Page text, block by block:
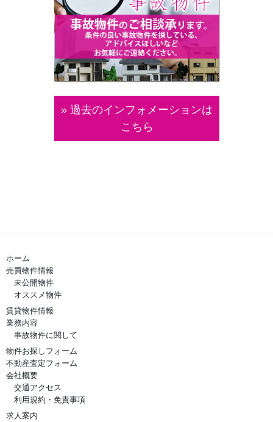
» 過去のインフォメーションは
こちら
ホーム
売買物件情報
未公開物件
オススメ物件
賃貸物件情報
業務内容
事故物件に関して
物件お探しフォーム
不動産査定フォーム
会社概要
交通アクセス
利用規約・免責事項
求人案内